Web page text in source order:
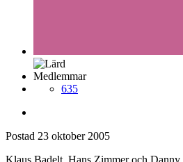
Medlemmar
635
Postad 23 oktober 2005
Klaus Badelt, Hans Zimmer och